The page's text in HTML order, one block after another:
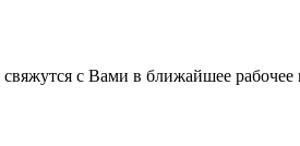
с Вами в ближайшее